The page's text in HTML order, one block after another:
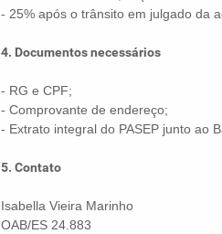
- 25% após o trânsito em julgado da
4. Documentos necessários
- RG e CPF;
- Comprovante de endereço;
- Extrato integral do PASEP junto ao
5. Contato
Isabella Vieira Marinho
OAB/ES 24.883